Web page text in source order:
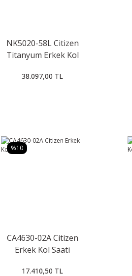
NK5020-58L Citizen
Titanyum Erkek Kol
38.097,00 TL
%10
CA4630-02A Citizen
Erkek Kol Saati
17.410,50 TL